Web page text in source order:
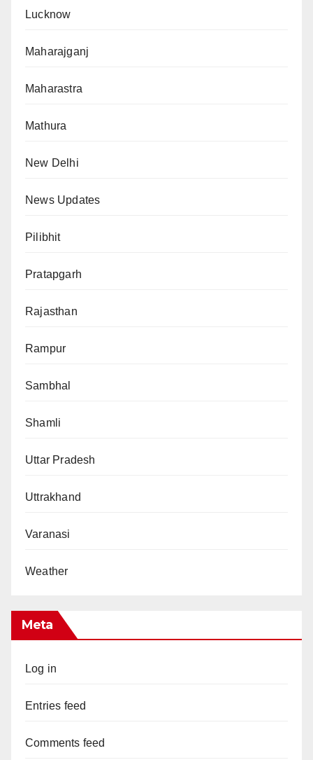
Lucknow
Maharajganj
Maharastra
Mathura
New Delhi
News Updates
Pilibhit
Pratapgarh
Rajasthan
Rampur
Sambhal
Shamli
Uttar Pradesh
Uttrakhand
Varanasi
Weather
Meta
Log in
Entries feed
Comments feed